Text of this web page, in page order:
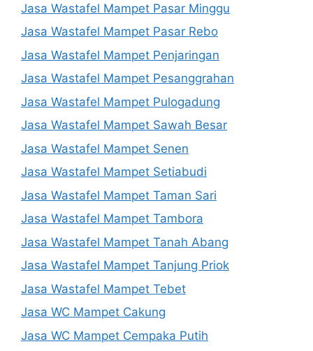
Jasa Wastafel Mampet Pasar Minggu
Jasa Wastafel Mampet Pasar Rebo
Jasa Wastafel Mampet Penjaringan
Jasa Wastafel Mampet Pesanggrahan
Jasa Wastafel Mampet Pulogadung
Jasa Wastafel Mampet Sawah Besar
Jasa Wastafel Mampet Senen
Jasa Wastafel Mampet Setiabudi
Jasa Wastafel Mampet Taman Sari
Jasa Wastafel Mampet Tambora
Jasa Wastafel Mampet Tanah Abang
Jasa Wastafel Mampet Tanjung Priok
Jasa Wastafel Mampet Tebet
Jasa WC Mampet Cakung
Jasa WC Mampet Cempaka Putih